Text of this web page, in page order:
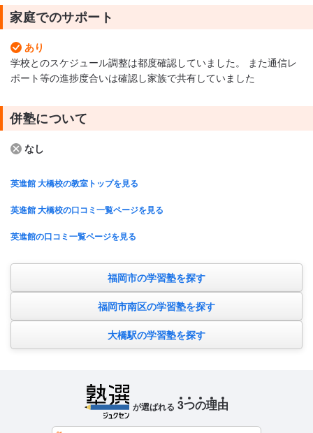
家庭でのサポート
あり
学校とのスケジュール調整は都度確認していました。 また通信レ
ポート等の進捗度合いは確認し家族で共有していました
併塾について
なし
英進館 大橋校の教室トップを見る
英進館 大橋校の口コミ一覧ページを見る
英進館の口コミ一覧ページを見る
福岡市の学習塾を探す
福岡市南区の学習塾を探す
大橋駅の学習塾を探す
が選ばれる 3つの理由